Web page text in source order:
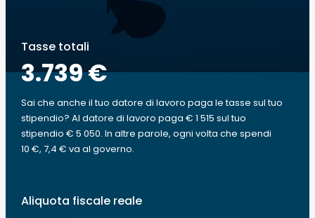
Tasse totali
3.739 €
Sai che anche il tuo datore di lavoro paga le tasse sul tuo
stipendio? Al datore di lavoro paga € 1 515 sul tuo
stipendio € 5 050. In altre parole, ogni volta che spendi
10 €, 7,4 € va al governo.
Aliquota fiscale reale